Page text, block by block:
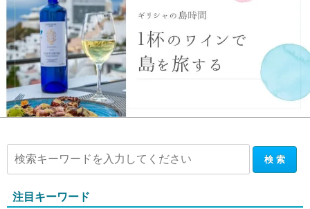
注目キーワード